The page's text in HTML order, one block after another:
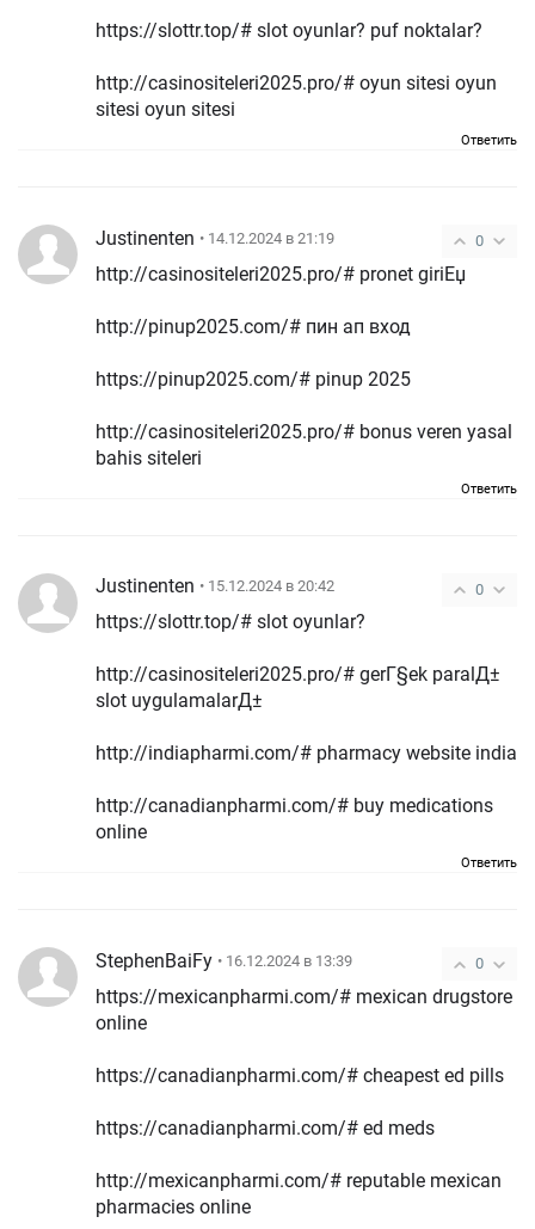
https://slottr.top/# slot oyunlar? puf noktalar?
http://casinositeleri2025.pro/# oyun sitesi oyun
sitesi oyun sitesi
Ответить
0
Justinenten • 14.12.2024 в 21:19
http://casinositeleri2025.pro/# pronet giriЕџ
http://pinup2025.com/# пин ап вход
https://pinup2025.com/# pinup 2025
http://casinositeleri2025.pro/# bonus veren yasal
bahis siteleri
Ответить
0
Justinenten • 15.12.2024 в 20:42
https://slottr.top/# slot oyunlar?
http://casinositeleri2025.pro/# gerГ§ek paralД±
slot uygulamalarД±
http://indiapharmi.com/# pharmacy website india
http://canadianpharmi.com/# buy medications
online
Ответить
0
StephenBaiFy • 16.12.2024 в 13:39
https://mexicanpharmi.com/# mexican drugstore
online
https://canadianpharmi.com/# cheapest ed pills
https://canadianpharmi.com/# ed meds
http://mexicanpharmi.com/# reputable mexican
pharmacies online